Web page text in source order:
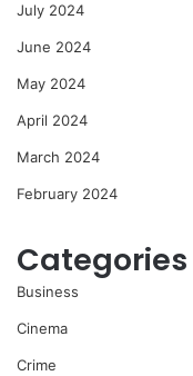
July 2024
June 2024
May 2024
April 2024
March 2024
February 2024
Categories
Business
Cinema
Crime